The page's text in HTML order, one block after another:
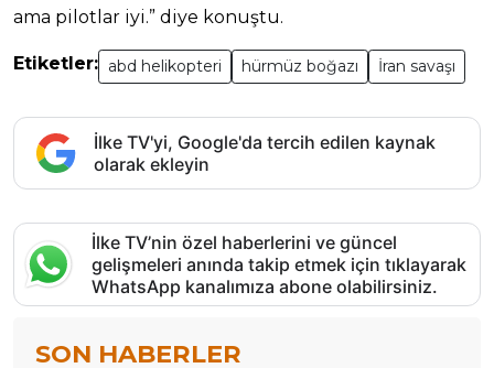
ama pilotlar iyi.” diye konuştu.
Etiketler: abd helikopteri hürmüz boğazı İran savaşı
İlke TV'yi, Google'da tercih edilen kaynak
olarak ekleyin
İlke TV’nin özel haberlerini ve güncel
gelişmeleri anında takip etmek için tıklayarak
WhatsApp kanalımıza abone olabilirsiniz.
SON HABERLER